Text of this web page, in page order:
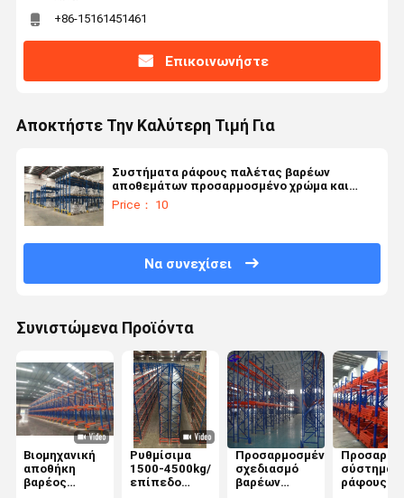
+86-15161451461
Επικοινωνήστε
Αποκτήστε Την Καλύτερη Τιμή Για
Συστήματα ράφους παλέτας βαρέων
αποθεμάτων προσαρμοσμένο χρώμα και
μέγεθος
Price： 10
Να συνεχίσει
Συνιστώμενα Προϊόντα
Βιομηχανική
αποθήκη
βαρέος
Ρυθμίσιμα
1500-4500kg/
επίπεδο
Προσαρμοσμένο
σχεδιασμό
βαρέων
σύστημα
ράφους